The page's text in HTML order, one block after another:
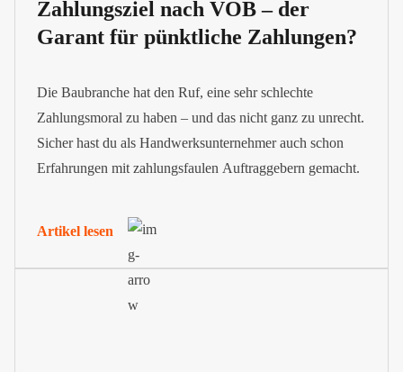
Zahlungsziel nach VOB – der
Garant für pünktliche Zahlungen?
Die Baubranche hat den Ruf, eine sehr schlechte
Zahlungsmoral zu haben – und das nicht ganz zu unrecht.
Sicher hast du als Handwerksunternehmer auch schon
Erfahrungen mit zahlungsfaulen Auftraggebern gemacht.
Artikel lesen